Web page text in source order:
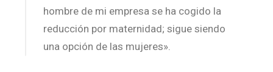
hombre de mi empresa se ha cogido la
reducción por maternidad; sigue siendo
una opción de las mujeres».